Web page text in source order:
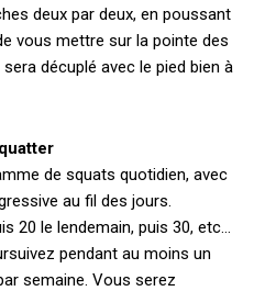
deux par deux, en poussant
vous mettre sur la pointe des
décuplé avec le pied bien à
de squats quotidien, avec
au fil des jours.
20 le lendemain, puis 30, etc…
pendant au moins un
semaine. Vous serez